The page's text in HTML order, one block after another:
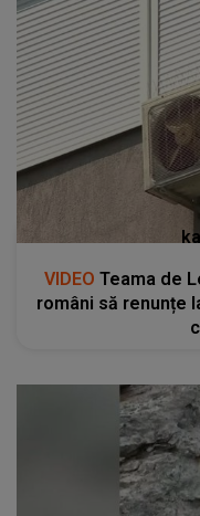
VIDEO Teama de
români să renunțe